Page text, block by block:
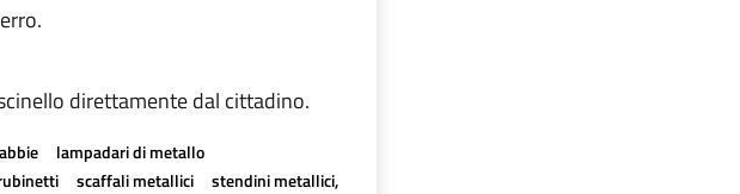
direttamente dal cittadino.
lampadari di metallo
scaffali metallici
stendini metallici,